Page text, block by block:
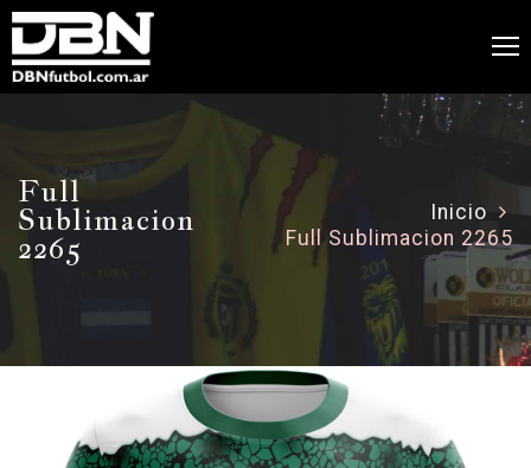
Full
Sublimacion
2265
Inicio
Full Sublimacion 2265